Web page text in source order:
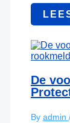
De
By admin